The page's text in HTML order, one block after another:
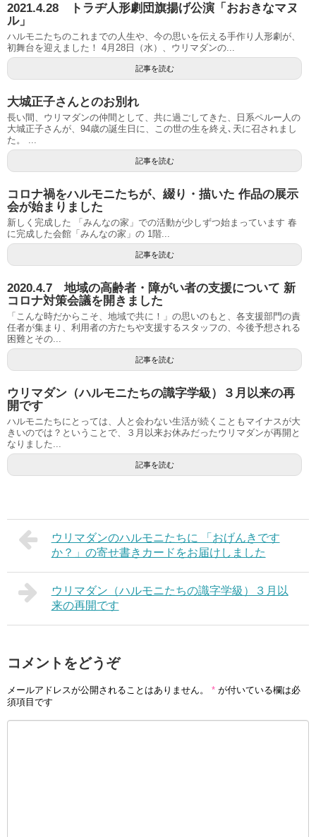
2021.4.28 トラヂ人形劇団旗揚げ公演「おおきなマヌ
ル」
ハルモニたちのこれまでの人生や、今の思いを伝える手作り人形劇が、
初舞台を迎えました！ 4月28日（水）、ウリマダンの...
記事を読む
大城正子さんとのお別れ
長い間、ウリマダンの仲間として、共に過ごしてきた、日系ペルー人の
大城正子さんが、94歳の誕生日に、この世の生を終え､天に召されまし
た。 ...
記事を読む
コロナ禍をハルモニたちが、綴り・描いた 作品の展示
会が始まりました
新しく完成した 「みんなの家」での活動が少しずつ始まっています 春
に完成した会館「みんなの家」の 1階...
記事を読む
2020.4.7 地域の高齢者・障がい者の支援について 新
コロナ対策会議を開きました
「こんな時だからこそ、地域で共に！」の思いのもと、各支援部門の責
任者が集まり、利用者の方たちや支援するスタッフの、今後予想される
困難とその...
記事を読む
ウリマダン（ハルモニたちの識字学級）３月以来の再
開です
ハルモニたちにとっては、人と会わない生活が続くこともマイナスが大
きいのでは？ということで、３月以来お休みだったウリマダンが再開と
なりました...
記事を読む
ウリマダンのハルモニたちに 「おげんきです
か？」の寄せ書きカードをお届けしました
ウリマダン（ハルモニたちの識字学級）３月以
来の再開です
コメントをどうぞ
メールアドレスが公開されることはありません。 * が付いている欄は必
須項目です